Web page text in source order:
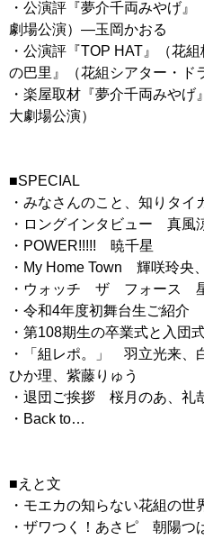
・公演評『夢介千両みやげ
劇場公演）―玉岡かおる
・公演評『TOP HAT』（花
の巴里』（花組シアター・
・楽屋取材『夢介千両みや
大劇場公演）
■SPECIAL
・みなさんのこと、知りタイ
・ロングインタビュー 真風
・POWER!!!!! 暁千星
・My Home Town 輝咲玲央
・ウォッチ ザ フォース
・令和4年度初舞台生ご紹介
・第108期生の卒業式と入団
・「組レポ。」 羽立光来、
ひか理、紫藤りゅう
・退団ご挨拶 桜月のあ、礼
・Back to…
■えと文
・モエカの知らない花組の
・ザワつく！あさピ 朝陽